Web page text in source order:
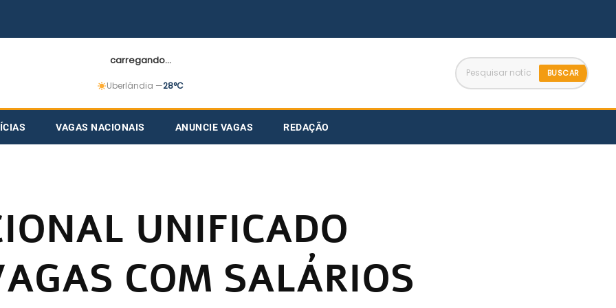
carregando...
Uberlândia —28°C
BUSCAR
VAGAS NACIONAIS ANUNCIE VAGAS REDAÇÃO
UNIFICADO
COM SALÁRIOS